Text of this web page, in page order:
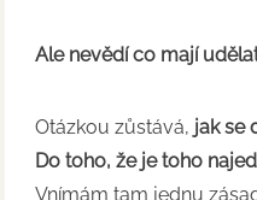
Ale nevědí co mají
Otázkou zůstává, jak se
Do toho, že je toho
Vnímám tam jednu